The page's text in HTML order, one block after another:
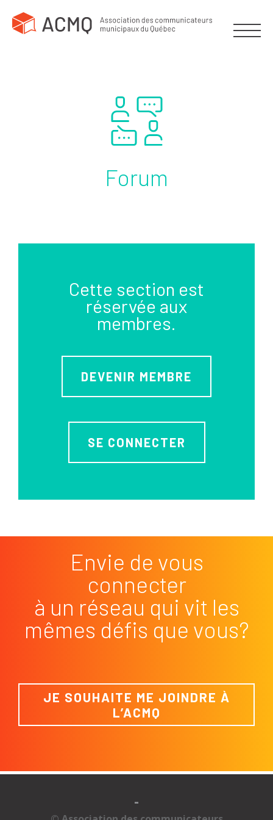
Forum
Cette section est
réservée aux
membres.
DEVENIR MEMBRE
SE CONNECTER
Envie de vous
connecter
à un réseau qui vit les
mêmes défis que vous?
JE SOUHAITE ME JOINDRE À
L’ACMQ
-